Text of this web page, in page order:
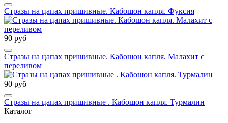
Стразы на цапах пришивные. Кабошон капля. Фуксия
90 руб
Стразы на цапах пришивные. Кабошон капля. Малахит с
переливом
90 руб
Стразы на цапах пришивные . Кабошон капля. Турмалин
Каталог